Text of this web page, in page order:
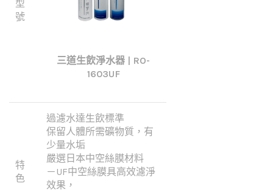
型
號
三道生飲淨水器 | RO-
1603UF
特
色
過濾水達生飲標準
保留人體所需礦物質，有
少量水垢
嚴選日本中空絲膜材料
－UF中空絲膜具高效濾淨
效果，